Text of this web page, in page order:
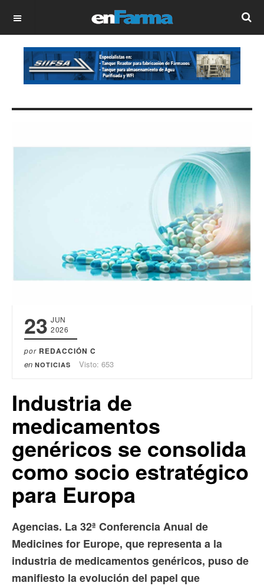
OFF CANVAS
23 JUN
2026
por REDACCIÓN C
en NOTICIAS Visto: 653
Industria de
medicamentos
genéricos se consolida
como socio estratégico
para Europa
Agencias. La 32ª Conferencia Anual de
Medicines for Europe, que representa a la
industria de medicamentos genéricos, puso de
manifiesto la evolución del papel que